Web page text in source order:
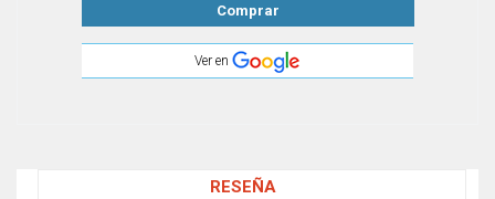
Comprar
Ver en
RESEÑA